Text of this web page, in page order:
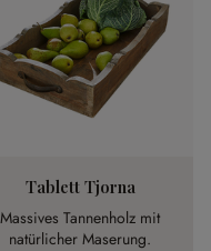
Tablett Tjorna
Massives Tannenholz mit
natürlicher Maserung.